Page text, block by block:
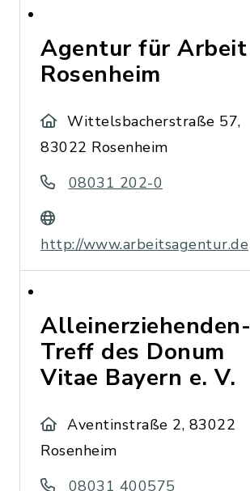
Agentur für Arbeit
Rosenheim
Wittelsbacherstraße 57,
83022 Rosenheim
08031 202-0
http://www.arbeitsagentur.de
Alleinerziehenden-
Treff des Donum
Vitae Bayern e. V.
Aventinstraße 2, 83022
Rosenheim
08031 400575